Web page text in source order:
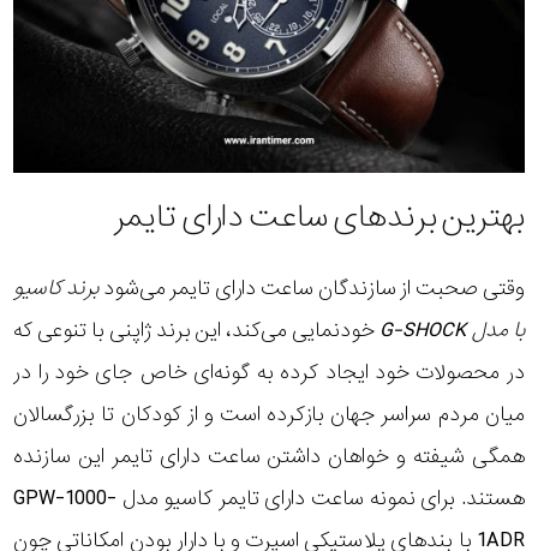
بهترین برندهای ساعت دارای تایمر
وقتی صحبت از سازندگان ساعت دارای تایمر می‌شودبرند کاسیو
با مدل G-SHOCK
خودنمایی می‌کند، این برند ژاپنی با تنوعی که
در محصولات خود ایجاد کرده به گونه‌ای خاص جای خود را در
میان مردم سراسر جهان بازکرده است و از کودکان تا بزرگسالان
همگی شیفته و خواهان داشتن ساعت دارای تایمر این سازنده
هستند. برای نمونه ساعت دارای تایمر کاسیو مدل GPW-1000-
1ADR با بندهای پلاستیکی اسپرت و با دارار بودن امکاناتی چون